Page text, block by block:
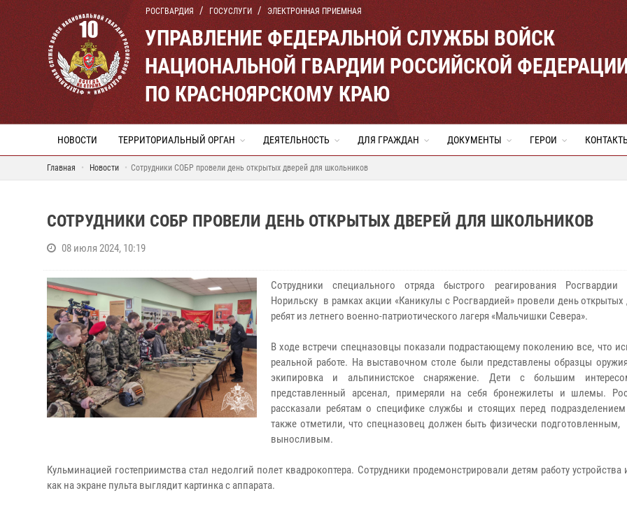
РОСГВАРДИЯ ГОСУСЛУГИ ЭЛЕКТРОННАЯ ПРИЕМНАЯ
УПРАВЛЕНИЕ ФЕДЕРАЛЬНОЙ СЛУЖБЫ ВОЙСК
НАЦИОНАЛЬНОЙ ГВАРДИИ РОССИЙСКОЙ
ПО КРАСНОЯРСКОМУ КРАЮ
НОВОСТИ ТЕРРИТОРИАЛЬНЫЙ ОРГАН ДЕЯТЕЛЬНОСТЬ ДЛЯ ГРАЖДАН ДОКУМЕНТЫ ГЕРОИ
Главная Новости Сотрудники СОБР провели день открытых дверей для школьников
СОТРУДНИКИ СОБР ПРОВЕЛИ ДЕНЬ ОТКРЫТЫХ ДВЕРЕЙ ДЛЯ ШКОЛЬНИКОВ
08 июля 2024, 10:19
Сотрудники специального отряда быстрого реагирования
Норильску в рамках акции «Каникулы с Росгвардией» провели день открытых
ребят из летнего военно-патриотического лагеря «Мальчишки Севера».
В ходе встречи спецназовцы показали подрастающему поколению все, что
реальной работе. На выставочном столе были представлены образцы
экипировка и альпинистское снаряжение. Дети с большим
представленный арсенал, примеряли на себя бронежилеты и шлемы.
рассказали ребятам о специфике службы и стоящих перед
также отметили, что спецназовец должен быть физически
выносливым.
Кульминацией гостеприимства стал недолгий полет квадрокоптера. Сотрудники продемонстрировали детям работу устройства
как на экране пульта выглядит картинка с аппарата.